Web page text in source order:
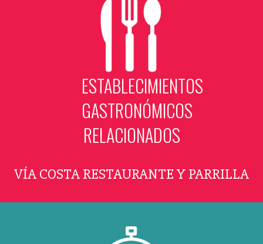
ESTABLECIMIENTOS
GASTRONÓMICOS
RELACIONADOS
VÍA COSTA RESTAURANTE Y PARRILLA